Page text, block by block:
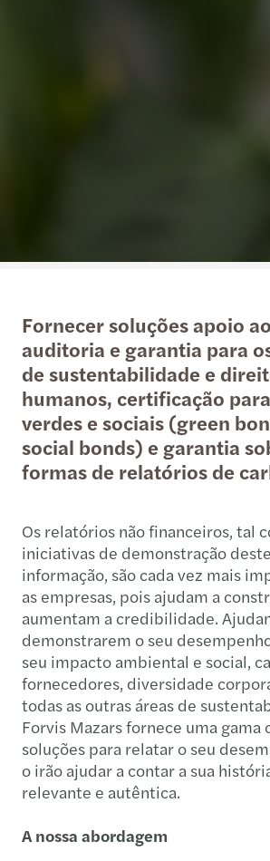
Fornecer soluções apoio
auditoria e garantia para
de sustentabilidade e
humanos, certificação
verdes e sociais (green
social bonds) e garantia
formas de relatórios de
Os relatórios não financeiros, tal
iniciativas de demonstração
informação, são cada vez mais
as empresas, pois ajudam a
aumentam a credibilidade.
demonstrarem o seu
seu impacto ambiental e social,
fornecedores, diversidade
todas as outras áreas de
Forvis Mazars fornece uma gama
soluções para relatar o seu
o irão ajudar a contar a sua
relevante e autêntica.
A nossa abordagem